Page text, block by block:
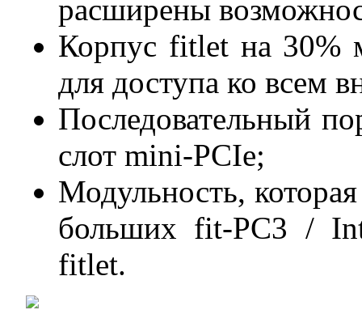
расширены
Корпус fitlet на 30%
для доступа ко всем
Последовательный
слот mini-PCIe;
Модульность,
больших fit-PC3 /
fitlet.